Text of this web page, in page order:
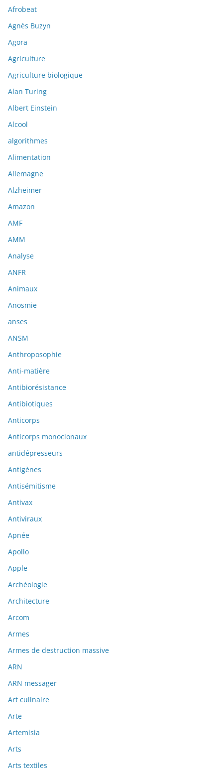
Afrobeat
Agnès Buzyn
Agora
Agriculture
Agriculture biologique
Alan Turing
Albert Einstein
Alcool
algorithmes
Alimentation
Allemagne
Alzheimer
Amazon
AMF
AMM
Analyse
ANFR
Animaux
Anosmie
anses
ANSM
Anthroposophie
Anti-matière
Antibiorésistance
Antibiotiques
Anticorps
Anticorps monoclonaux
antidépresseurs
Antigènes
Antisémitisme
Antivax
Antiviraux
Apnée
Apollo
Apple
Archéologie
Architecture
Arcom
Armes
Armes de destruction massive
ARN
ARN messager
Art culinaire
Arte
Artemisia
Arts
Arts textiles